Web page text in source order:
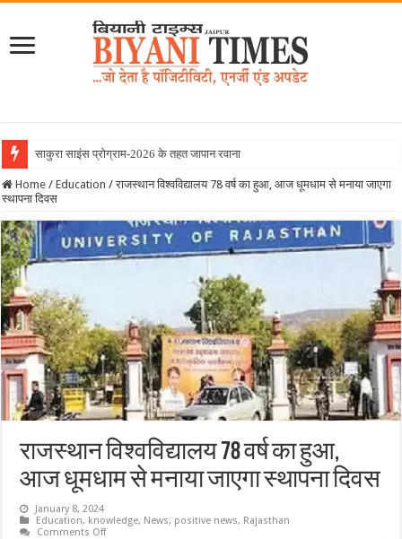
साकुरा साइंस प्रोग्राम-2026 के तहत जापान रवाना हुई बियानी ग्रुप
Home / Education / राजस्थान विश्वविद्यालय 78 वर्ष का हुआ, आज धूमधाम से मनाया जाएगा
स्थापना दिवस
राजस्थान विश्वविद्यालय 78 वर्ष का हुआ,
आज धूमधाम से मनाया जाएगा स्थापना दिवस
January 8, 2024
Education, knowledge, News, positive news, Rajasthan
Comments Offon